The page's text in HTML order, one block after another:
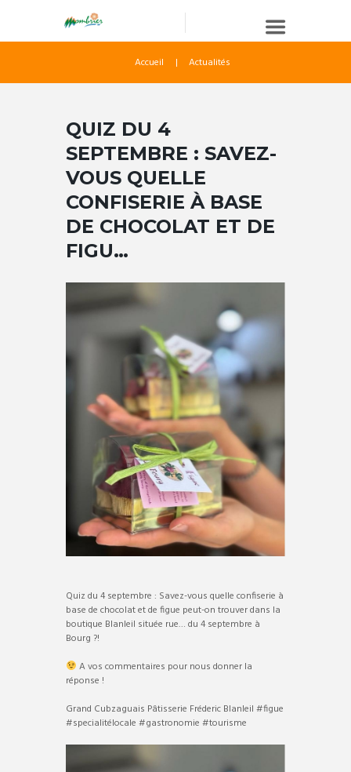
Accueil Actualités
QUIZ DU 4
SEPTEMBRE : SAVEZ-
VOUS QUELLE
CONFISERIE À BASE
DE CHOCOLAT ET DE
FIGU…
Quiz du 4 septembre : Savez-vous quelle confiserie à
base de chocolat et de figue peut-on trouver dans la
boutique Blanleil située rue… du 4 septembre à
Bourg ?!
A vos commentaires pour nous donner la
réponse !
Grand Cubzaguais Pâtisserie Fréderic Blanleil #figue
#specialitélocale #gastronomie #tourisme